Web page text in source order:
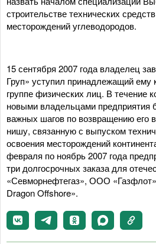
строительстве технических
месторождений углеводородов.
15 сентября 2007 года владелец
Груп» уступил принадлежащий ему
группе физических лиц. В течение
новыми владельцами предприятия
важных шагов по возвращению его
нишу, связанную с выпуском
освоения месторождений
февраля по ноябрь 2007 года
три долгосрочных заказа для
«Севморнефтегаз», ООО
Dragon Offshore».